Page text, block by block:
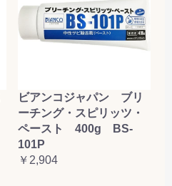
ビアンコジャパン ブリ
ーチング・スピリッツ・
ペースト 400g BS-
101P
￥2,904